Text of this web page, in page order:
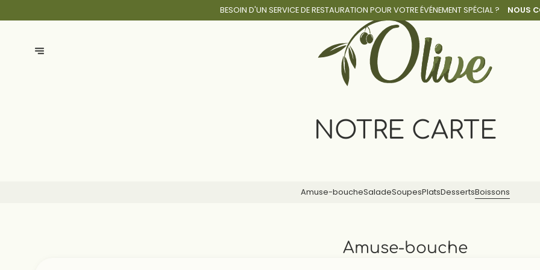
BESOIN D'UN SERVICE DE RESTAURATION POURVOTRE ÉVÉNEMENT SPÉCIAL ? NOUS
NOTRE CARTE
Amuse-boucheSaladeSoupesPlatsDessertsBoissons
Amuse-bouche